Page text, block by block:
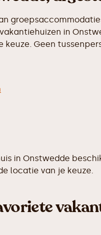
in
Geen
in Onstwedde
locatie van je keuze.